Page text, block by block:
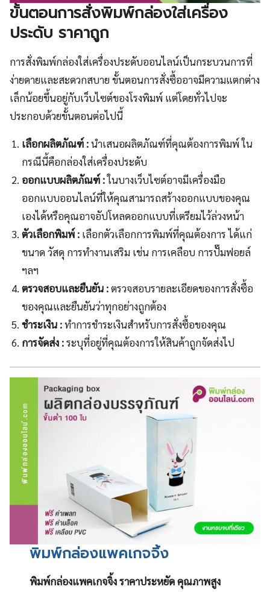
ขั้นตอนการสั่งพิมพ์กล่องใส่เครื่อง
ประดับ ราคาถูก
การสั่งพิมพ์กล่องใส่เครื่องประดับออนไลน์เป็นกระบวนการที่
ง่ายดายและสะดวกสบาย ขั้นตอนการสั่งซื้ออาจมีความแตกต่าง
เล็กน้อยขึ้นอยู่กับเว็บไซต์ของโรงพิมพ์ แต่โดยทั่วไปจะ
ประกอบด้วยขั้นตอนต่อไปนี้
เลือกผลิตภัณฑ์ :นำเสนอผลิตภัณฑ์ที่คุณต้องการพิมพ์ ใน
กรณีนี้คือกล่องใส่เครื่องประดับ
ออกแบบผลิตภัณฑ์ :ในบางเว็บไซต์อาจมีเครื่องมือ
ออกแบบออนไลน์ที่ให้คุณสามารถสร้างออกแบบของคุณ
เองได้หรือคุณอาจอัปโหลดออกแบบที่เตรียมไว้ล่วงหน้า
ตัวเลือกพิมพ์ : เลือกตัวเลือกการพิมพ์ที่คุณต้องการ ได้แก่
ขนาด วัสดุ การทำงานเสริม เช่น การเคลือบ การปั๊มฟอยล์
ฯลฯ
ตรวจสอบและยืนยัน :ตรวจสอบรายละเอียดของการสั่งซื้อ
ของคุณและยืนยันว่าทุกอย่างถูกต้อง
ชำระเงิน :ทำการชำระเงินสำหรับการสั่งซื้อของคุณ
การจัดส่ง :ระบุที่อยู่ที่คุณต้องการให้สินค้าถูกจัดส่งไป
พิมพ์กล่องแพคเกจจิ้ง
พิมพ์กล่องแพคเกจจิ้ง ราคาประหยัด คุณภาพสูง